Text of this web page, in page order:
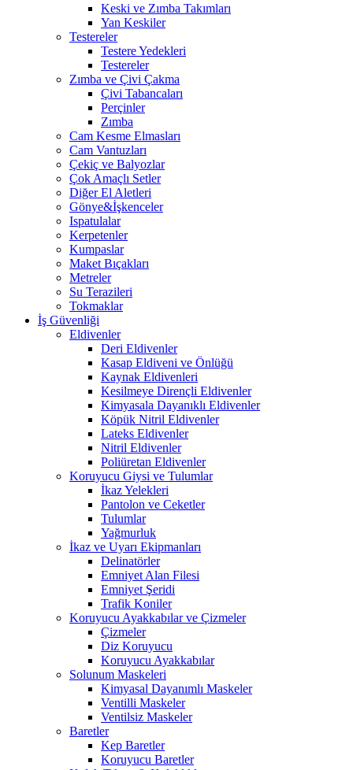
Keski ve Zımba Takımları
Yan Keskiler
Testereler
Testere Yedekleri
Testereler
Zımba ve Çivi Çakma
Çivi Tabancaları
Perçinler
Zımba
Cam Kesme Elmasları
Cam Vantuzları
Çekiç ve Balyozlar
Çok Amaçlı Setler
Diğer El Aletleri
Gönye&İşkenceler
Ispatulalar
Kerpetenler
Kumpaslar
Maket Bıçakları
Metreler
Su Terazileri
Tokmaklar
İş Güvenliği
Eldivenler
Deri Eldivenler
Kasap Eldiveni ve Önlüğü
Kaynak Eldivenleri
Kesilmeye Dirençli Eldivenler
Kimyasala Dayanıklı Eldivenler
Köpük Nitril Eldivenler
Lateks Eldivenler
Nitril Eldivenler
Poliüretan Eldivenler
Koruyucu Giysi ve Tulumlar
İkaz Yelekleri
Pantolon ve Ceketler
Tulumlar
Yağmurluk
İkaz ve Uyarı Ekipmanları
Delinatörler
Emniyet Alan Filesi
Emniyet Şeridi
Trafik Koniler
Koruyucu Ayakkabılar ve Çizmeler
Çizmeler
Diz Koruyucu
Koruyucu Ayakkabılar
Solunum Maskeleri
Kimyasal Dayanımlı Maskeler
Ventilli Maskeler
Ventilsiz Maskeler
Baretler
Kep Baretler
Koruyucu Baretler